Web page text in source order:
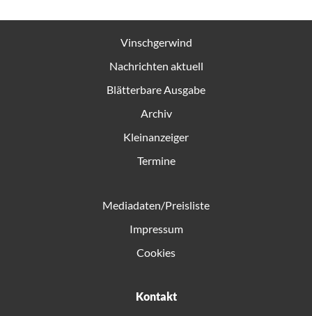
Vinschgerwind
Nachrichten aktuell
Blätterbare Ausgabe
Archiv
Kleinanzeiger
Termine
Mediadaten/Preisliste
Impressum
Cookies
Kontakt